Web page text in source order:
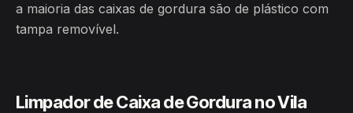
a maioria das caixas de gordura são de plástico com
tampa removível.
Limpador de Caixa de Gordura no Vila